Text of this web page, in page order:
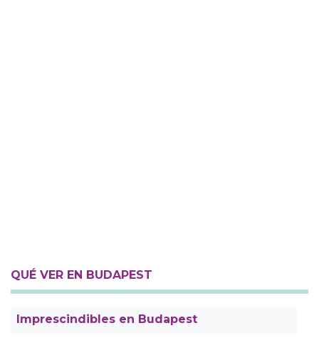
QUÉ VER EN BUDAPEST
Imprescindibles en Budapest